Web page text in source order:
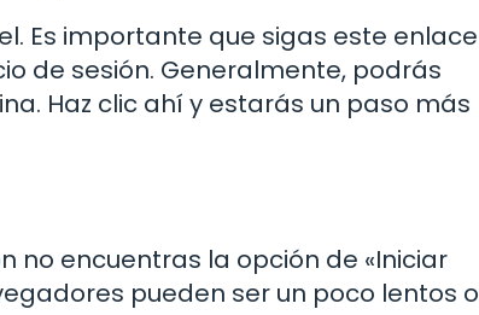
Es importante que sigas este enlace
de sesión. Generalmente, podrás
Haz clic ahí y estarás un paso más
no encuentras la opción de «Iniciar
pueden ser un poco lentos o